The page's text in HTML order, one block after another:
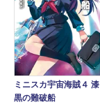
ミニスカ宇宙海賊４ 漆
黒の難破船